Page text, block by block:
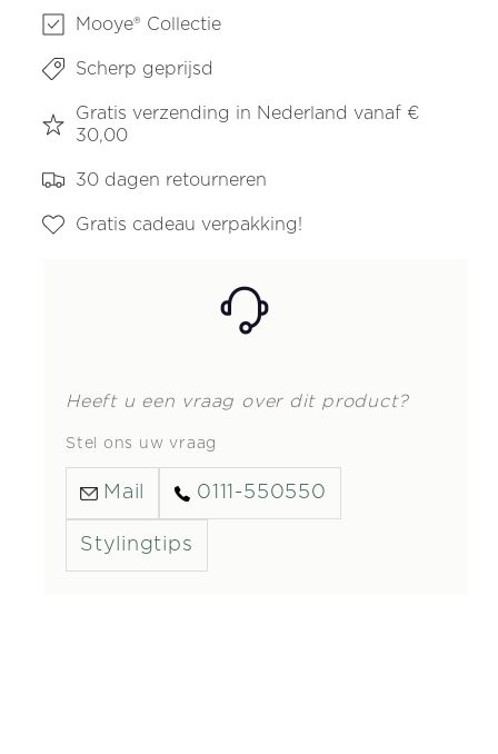
Mooye® Collectie
Scherp geprijsd
Gratis verzending in Nederland vanaf €
30,00
30 dagen retourneren
Gratis cadeau verpakking!
Heeft u een vraag over dit product?
Stel ons uw vraag
Mail 0111-550550
Stylingtips